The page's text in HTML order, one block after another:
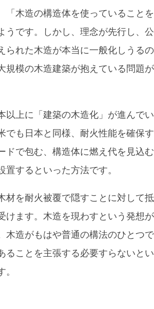
「木造の構造体を使っていること
うです。しかし、理念が先行し、
られた木造が本当に一般化しうる
規模の木造建築が抱えている問題
以上に「建築の木造化」が進んで
でも日本と同様、耐火性能を確保
ドで包む、構造体に燃え代を見込
置するといった方法です。
材を耐火被覆で隠すことに対して
けます。木造を現わすという発想
木造がもはや普通の構法のひとつ
ることを主張する必要すらないと
。